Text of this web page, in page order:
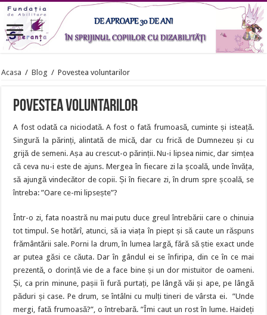
Acasa / Blog / Povestea voluntarilor
Povestea voluntarilor
A fost odată ca niciodată. A fost o fată frumoasă, cuminte și isteață.
Singură la părinți, alintată de mică, dar cu frică de Dumnezeu și cu
grijă de semeni. Așa au crescut-o părinții. Nu-i lipsea nimic, dar simțea
că ceva nu-i este de ajuns. Mergea în fiecare zi la școală, unde învăța,
să ajungă vindecător de copii. Și în fiecare zi, în drum spre școală, se
întreba: ”Oare ce-mi lipsește”?
Într-o zi, fata noastră nu mai putu duce greul întrebării care o chinuia
tot timpul. Se hotărî, atunci, să ia viața în piept și să caute un răspuns
frământării sale. Porni la drum, în lumea largă, fără să știe exact unde
ar putea găsi ce căuta. Dar în gândul ei se înfiripa, din ce în ce mai
prezentă, o dorință vie de a face bine și un dor mistuitor de oameni.
Și, ca prin minune, pașii îi fură purtați, pe lângă văi și ape, pe lângă
păduri și case. Pe drum, se întâlni cu mulți tineri de vârsta ei. ”Unde
mergi, fată frumoasă?”, o întrebară. ”Îmi caut un rost în lume. Haideți